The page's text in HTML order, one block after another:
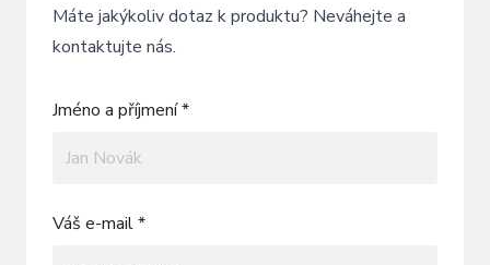
Máte jakýkoliv dotaz k produktu? Neváhejte a
kontaktujte nás.
Jméno a příjmení *
Váš e-mail *